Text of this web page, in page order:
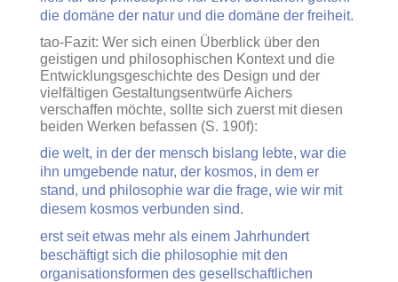
die domäne der natur und die domäne der freiheit.
tao-Fazit: Wer sich einen Überblick über den
geistigen und philosophischen Kontext und die
Entwicklungsgeschichte des Design und der
vielfältigen Gestaltungsentwürfe Aichers
verschaffen möchte, sollte sich zuerst mit diesen
beiden Werken befassen (S. 190f):
die welt, in der der mensch bislang lebte, war die
ihn umgebende natur, der kosmos, in dem er
stand, und philosophie war die frage, wie wir mit
diesem kosmos verbunden sind.
erst seit etwas mehr als einem Jahrhundert
beschäftigt sich die philosophie mit den
organisationsformen des gesellschaftlichen